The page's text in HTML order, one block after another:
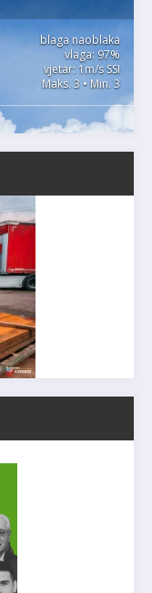
blaga naoblaka
vlaga: 97%
vjetar: 1m/s SSI
Maks. 3 • Min. 3